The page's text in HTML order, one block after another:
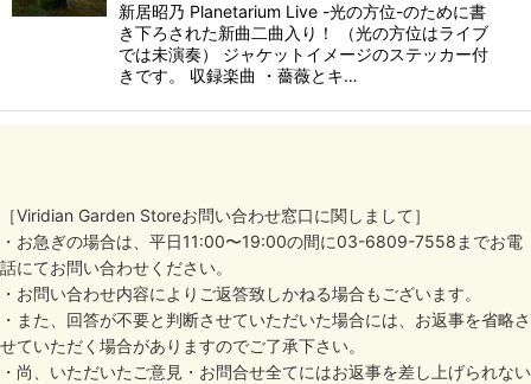
新居昭乃 Planetarium Live -光の方位-のために書
き下ろされた新曲二曲入り！ （光の方位はライブ
では未演奏） ジャケットイメージのステッカー付
きです。 収録楽曲 ・薔薇とキ…
［Viridian Garden Storeお問い合わせ窓口に関しまして］
・お急ぎの場合は、平日11:00〜19:00の間に03-6809-7558までお電
話にてお問い合わせください。
・お問い合わせ内容によりご返答致しかねる場合もございます。
・また、回答が不要と判断させていただいた場合には、お返事を省略さ
せていただく場合がありますのでご了承下さい。
・尚、いただいたご意見・お問合せ全てにはお返事を差し上げられない